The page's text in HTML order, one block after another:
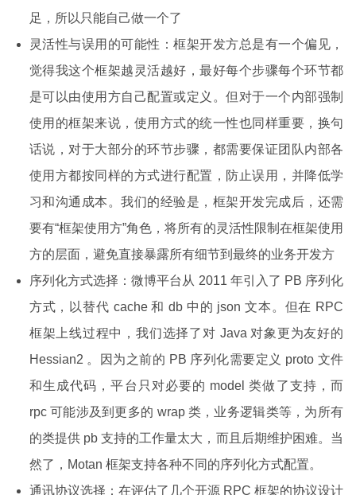
足，所以只能自己做一个了
灵活性与误用的可能性：框架开发方总是有一个偏见，
觉得我这个框架越灵活越好，最好每个步骤每个环节都
是可以由使用方自己配置或定义。但对于一个内部强制
使用的框架来说，使用方式的统一性也同样重要，换句
话说，对于大部分的环节步骤，都需要保证团队内部各
使用方都按同样的方式进行配置，防止误用，并降低学
习和沟通成本。我们的经验是，框架开发完成后，还需
要有“框架使用方”角色，将所有的灵活性限制在框架使用
方的层面，避免直接暴露所有细节到最终的业务开发方
序列化方式选择：微博平台从 2011 年引入了 PB 序列化
方式，以替代 cache 和 db 中的 json 文本。但在 RPC
框架上线过程中，我们选择了对 Java 对象更为友好的
Hessian2 。因为之前的 PB 序列化需要定义 proto 文件
和生成代码，平台只对必要的 model 类做了支持，而
rpc 可能涉及到更多的 wrap 类，业务逻辑类等，为所有
的类提供 pb 支持的工作量太大，而且后期维护困难。当
然了，Motan 框架支持各种不同的序列化方式配置。
通讯协议选择：在评估了几个开源 RPC 框架的协议设计